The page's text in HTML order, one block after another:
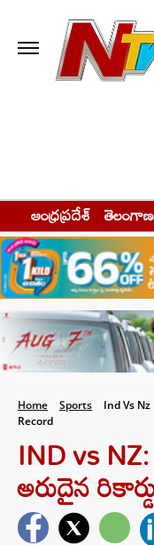
ఆంధ్రప్రదేశ్ తెలంగాణ
Home Sports
Ind Vs
Record
IND vs
అరుదైన